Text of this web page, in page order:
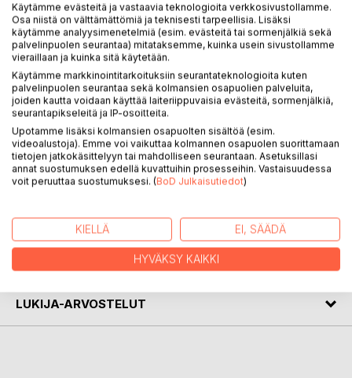
Värioppi on humoristinen ja haikea kolumnikokoelma, jossa
liikutaan elämän mannerlaattojen hankauspinnoilla: pimeän
ja valon, pelon ja rohkeuden, naurun ja itkun. Tässä
otollisessa maaperässä itävät siemenet, jotka sisältävät
elämään puhkeamisen raaka-aineet - kätketyt värit.
Toimittaja Kaisa Hakon kolumnit on julkaistu Itä-Hämeessä
ja Etelä-Suomen Sanomissa vuosina 2008-2017.
Väriopin on kuvittanut graafikko Anssi Hietamaa.
Kansikuvan, taiton ja ulkoasun on tehnyt graafinen
suunnittelija Saara Hako.
KIRJAILIJA
LEHDISTÖARVOSTELUT
LUKIJA-ARVOSTELUT
Käytämme evästeitä ja vastaavia teknologioita verkkosivustollamme.
Osa niistä on välttämättömiä ja teknisesti tarpeellisia. Lisäksi
käytämme analyysimenetelmiä (esim. evästeitä tai sormenjälkiä sekä
palvelinpuolen seurantaa) mitataksemme, kuinka usein sivustollamme
vieraillaan ja kuinka sitä käytetään.
Käytämme markkinointitarkoituksiin seurantateknologioita kuten
palvelinpuolen seurantaa sekä kolmansien osapuolien palveluita,
joiden kautta voidaan käyttää laiteriippuvaisia evästeitä, sormenjälkiä,
seurantapikseleitä ja IP-osoitteita.
Upotamme lisäksi kolmansien osapuolten sisältöä (esim.
videoalustoja). Emme voi vaikuttaa kolmannen osapuolen suorittamaan
tietojen jatkokäsittelyyn tai mahdolliseen seurantaan. Asetuksillasi
annat suostumuksen edellä kuvattuihin prosesseihin. Vastaisuudessa
voit peruuttaa suostumuksesi. (BoD Julkaisutiedot)
KIELLÄ EI, SÄÄDÄ
HYVÄKSY KAIKKI